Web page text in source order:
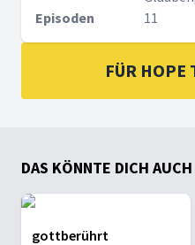
Episoden
11
FÜR HOPE
DAS KÖNNTE DICH
gottberührt